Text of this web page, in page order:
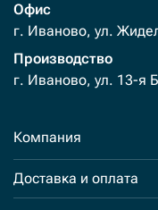
Офис
г. Иваново, ул.
Производство
г. Иваново, ул. 13-я
Компания
Доставка и оплата